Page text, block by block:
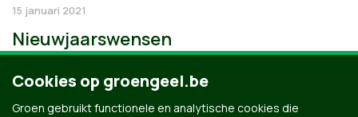
15 januari 2021
Nieuwjaarswensen
Cookies op groengeel.be
Groen gebruikt functionele en analytische cookies die